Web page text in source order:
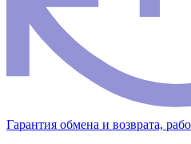
Гарантия обмена и возврата,